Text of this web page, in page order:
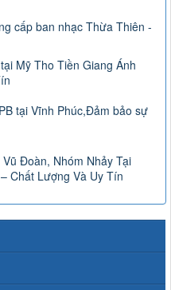
cấp ban nhạc Thừa Thiên -
Mỹ Tho Tiền Giang Ánh
tại Vĩnh Phúc,Đảm bảo sự
Đoàn, Nhóm Nhảy Tại
Chất Lượng Và Uy Tín